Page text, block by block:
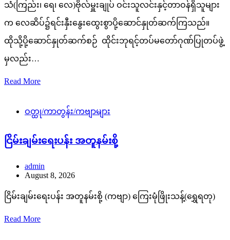
သံ(ကြည်း၊ ရေ၊ လေ)ဗိုလ်မှူးချုပ် ဝင်းသူလင်းနှင့်တာဝန်ရှိသူများ
က လေဆိပ်၌ရင်းနှီးနွေးထွေးစွာပို့ဆောင်နှုတ်ဆက်ကြသည်။
ထိုသို့ပို့ဆောင်နှုတ်ဆက်စဉ် ထိုင်းဘုရင့်တပ်မတော်ဂုဏ်ပြုတပ်ဖွဲ့
မှလည်း…
Read More
ဝတ္ထု/ကာတွန်း/ကဗျာများ
ငြိမ်းချမ်းရေးပန်း အတူနမ်းစို့
admin
August 8, 2026
ငြိမ်းချမ်းရေးပန်း အတူနမ်းစို့ (ကဗျာ) ကြေးမုံဖြိုးသန့်(ရွှေရတု)
Read More